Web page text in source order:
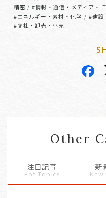
精密 / #情報・通信・メディア・IT
#エネルギー・素材・化学 / #建設
#商社・卸売・小売
Other
注目記事
Hot Topics
新
New